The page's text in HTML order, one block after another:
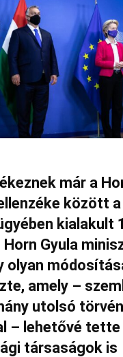
már a
között a
kialakult
Gyula
olyan
amely –
utolsó
– lehetővé tette
társaságok is